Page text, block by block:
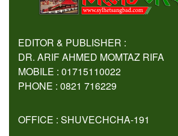
EDITOR & PUBLISHER :
DR. ARIF AHMED MOMTAZ RIFA
MOBILE : 01715110022
PHONE : 0821 716229
OFFICE : SHUVECHCHA-191